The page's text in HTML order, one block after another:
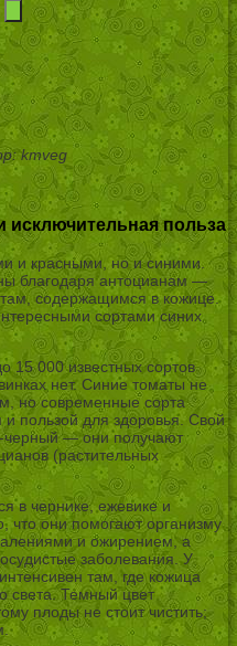
kmveg
исключительная польза
и красными, но и синими.
благодаря антоцианам —
содержащимся в кожице.
сортами синих
15 000 известных сортов
нет. Синие томаты не
но современные сорта
пользой для здоровья. Свой
черный — они получают
(растительных
в чернике, ежевике и
что они помогают организму
и ожирением, а
заболевания. У
там, где кожица
света. Темный цвет
плоды не стоит чистить;